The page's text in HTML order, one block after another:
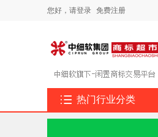
您好， 请登录 免费注册
 热门行业分类